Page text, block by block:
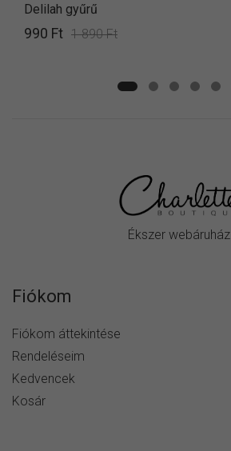
Delilah gyűrű
990 Ft 1 890 Ft
Ékszer webáruház
Fiókom
Fiókom áttekintése
Rendeléseim
Kedvencek
Kosár